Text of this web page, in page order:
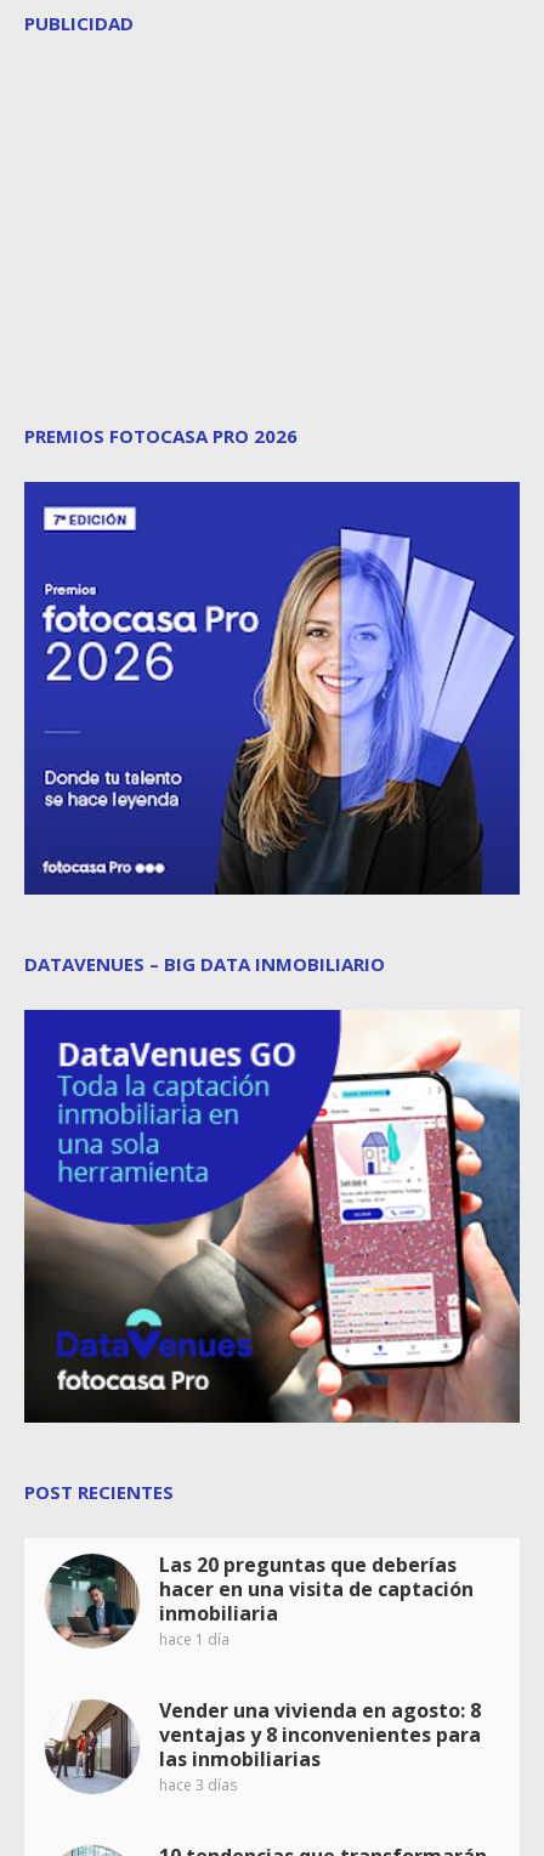
PUBLICIDAD
PREMIOS FOTOCASA PRO 2026
DATAVENUES – BIG DATA INMOBILIARIO
POST RECIENTES
Las 20 preguntas que deberías
hacer en una visita de captación
inmobiliaria
hace 1 día
Vender una vivienda en agosto: 8
ventajas y 8 inconvenientes para
las inmobiliarias
hace 3 días